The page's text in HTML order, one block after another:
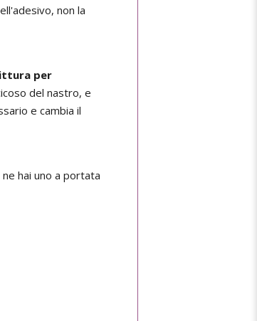
non la
per
del nastro, e
e cambia il
hai uno a portata